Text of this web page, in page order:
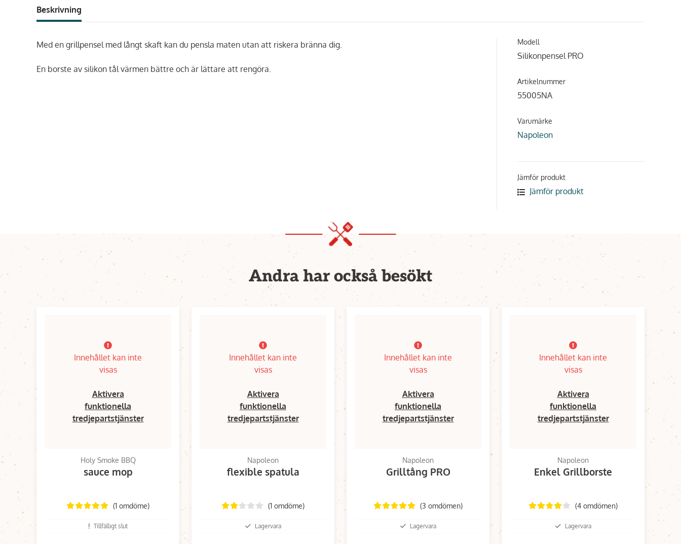
Beskrivning
Med en grillpensel med långt skaft kan du pensla maten utan att riskera bränna dig.
En borste av silikon tål värmen bättre och är lättare att rengöra.
Modell
Silikonpensel PRO
Artikelnummer
55005NA
Varumärke
Napoleon
Jämför produkt
Jämför produkt
Andra har också besökt
Innehållet kan inte
visas
Aktivera
funktionella
tredjepartstjänster
Holy Smoke BBQ
sauce mop
(1 omdöme)
Tillfälligt slut
Innehållet kan inte
visas
Aktivera
funktionella
tredjepartstjänster
Napoleon
flexible spatula
(1 omdöme)
Lagervara
Innehållet kan inte
visas
Aktivera
funktionella
tredjepartstjänster
Napoleon
Grilltång PRO
(3 omdömen)
Lagervara
Innehållet kan inte
visas
Aktivera
funktionella
tredjepartstjänster
Napoleon
Enkel Grillborste
(4 omdömen)
Lagervara